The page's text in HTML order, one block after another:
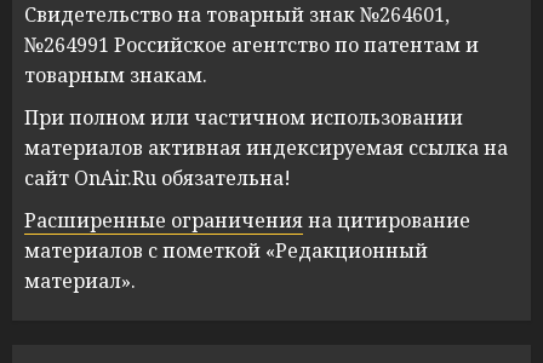
Свидетельство на товарный знак №264601,
№264991 Российское агентство по патентам и
товарным знакам.
При полном или частичном использовании
материалов активная индексируемая ссылка на
сайт OnAir.Ru обязательна!
Расширенные ограниченияна цитирование
материалов с пометкой «Редакционный
материал».